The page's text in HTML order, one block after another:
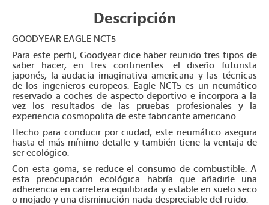
Descripción
GOODYEAR EAGLE NCT5
Para este perfil, Goodyear dice haber reunido tres tipos de
saber hacer, en tres continentes: el diseño futurista
japonés, la audacia imaginativa americana y las técnicas
de los ingenieros europeos. Eagle NCT5 es un neumático
reservado a coches de aspecto deportivo e incorpora a la
vez los resultados de las pruebas profesionales y la
experiencia cosmopolita de este fabricante americano.
Hecho para conducir por ciudad, este neumático asegura
hasta el más mínimo detalle y también tiene la ventaja de
ser ecológico.
Con esta goma, se reduce el consumo de combustible. A
esta preocupación ecológica habría que añadirle una
adherencia en carretera equilibrada y estable en suelo seco
o mojado y una disminución nada despreciable del ruido.